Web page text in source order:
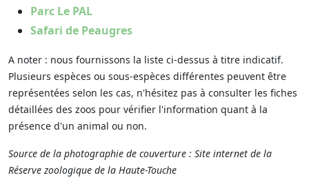
Parc Le PAL
Safari de Peaugres
A noter : nous fournissons la liste ci-dessus à titre indicatif.
Plusieurs espèces ou sous-espèces différentes peuvent être
représentées selon les cas, n'hésitez pas à consulter les fiches
détaillées des zoos pour vérifier l'information quant à la
présence d'un animal ou non.
Source de la photographie de couverture : Site internet de la
Réserve zoologique de la Haute-Touche